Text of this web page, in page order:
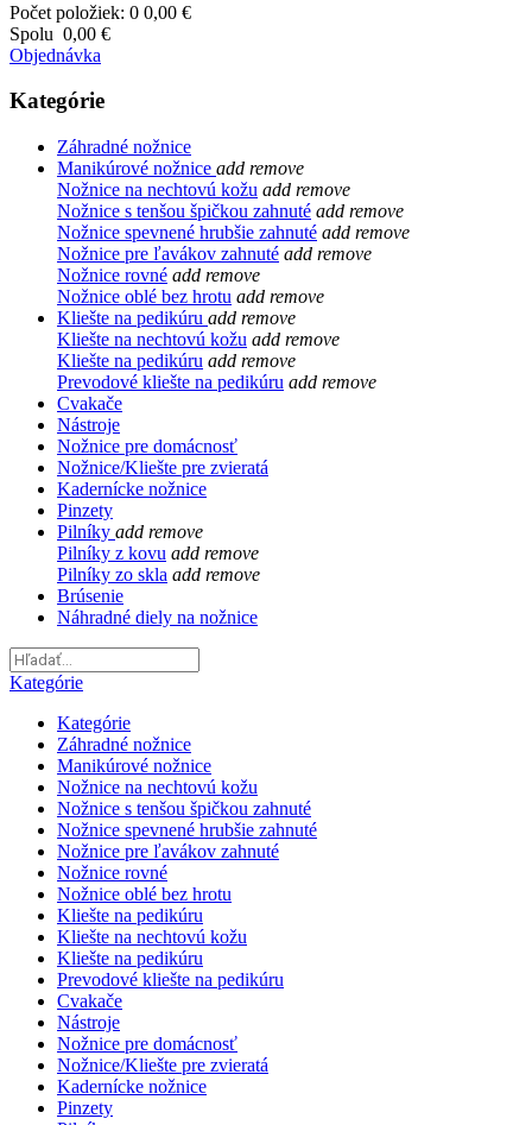
Počet položiek: 0 0,00 €
Spolu 0,00 €
Objednávka
Kategórie
Záhradné nožnice
Manikúrové nožnice add remove
Nožnice na nechtovú kožu add remove
Nožnice s tenšou špičkou zahnuté add remove
Nožnice spevnené hrubšie zahnuté add remove
Nožnice pre ľavákov zahnuté add remove
Nožnice rovné add remove
Nožnice oblé bez hrotu add remove
Kliešte na pedikúru add remove
Kliešte na nechtovú kožu add remove
Kliešte na pedikúru add remove
Prevodové kliešte na pedikúru add remove
Cvakače
Nástroje
Nožnice pre domácnosť
Nožnice/Kliešte pre zvieratá
Kadernícke nožnice
Pinzety
Pilníky add remove
Pilníky z kovu add remove
Pilníky zo skla add remove
Brúsenie
Náhradné diely na nožnice
Kategórie
Kategórie
Záhradné nožnice
Manikúrové nožnice
Nožnice na nechtovú kožu
Nožnice s tenšou špičkou zahnuté
Nožnice spevnené hrubšie zahnuté
Nožnice pre ľavákov zahnuté
Nožnice rovné
Nožnice oblé bez hrotu
Kliešte na pedikúru
Kliešte na nechtovú kožu
Kliešte na pedikúru
Prevodové kliešte na pedikúru
Cvakače
Nástroje
Nožnice pre domácnosť
Nožnice/Kliešte pre zvieratá
Kadernícke nožnice
Pinzety